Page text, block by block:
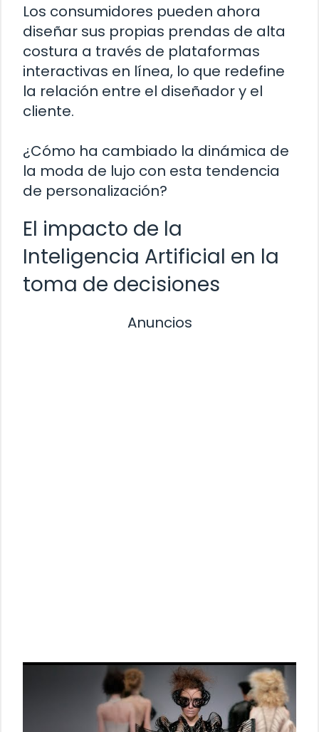
Los consumidores pueden ahora
diseñar sus propias prendas de alta
costura a través de plataformas
interactivas en línea, lo que redefine
la relación entre el diseñador y el
cliente.
¿Cómo ha cambiado la dinámica de
la moda de lujo con esta tendencia
de personalización?
El impacto de la
Inteligencia Artificial en la
toma de decisiones
Anuncios